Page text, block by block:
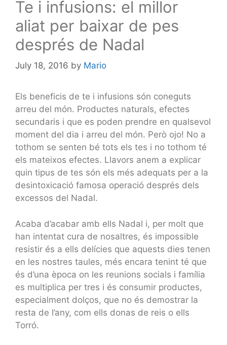
Te i infusions: el millor
aliat per baixar de pes
després de Nadal
July 18, 2016 by Mario
Els beneficis de te i infusions són coneguts
arreu del món. Productes naturals, efectes
secundaris i que es poden prendre en qualsevol
moment del dia i arreu del món. Però ojo! No a
tothom se senten bé tots els tes i no tothom té
els mateixos efectes. Llavors anem a explicar
quin tipus de tes són els més adequats per a la
desintoxicació famosa operació després dels
excessos del Nadal.
Acaba d’acabar amb ells Nadal i, per molt que
han intentat cura de nosaltres, és impossible
resistir és a ells delícies que aquests dies tenen
en les nostres taules, més encara tenint té que
és d’una època on les reunions socials i família
es multiplica per tres i és consumir productes,
especialment dolços, que no és demostrar la
resta de l’any, com ells donas de reis o ells
Torró.